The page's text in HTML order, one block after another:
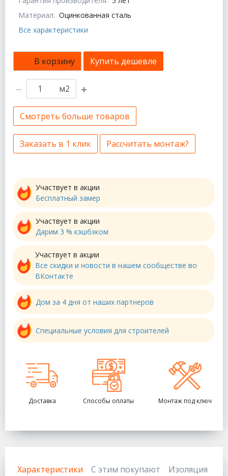
Материал: Оцинкованная сталь
Все характеристики
В корзину Купить дешевле
м2
Смотреть больше товаров
Заказать в 1 клик Рассчитать монтаж?
Участвует в акции
Бесплатный замер
Участвует в акции
Дарим 3 % кэшбэком
Участвует в акции
Все скидки и новости в нашем сообществе во
ВКонтакте
Дом за 4 дня от наших партнеров
Специальные условия для строителей
Доставка Способы оплаты Монтаж под ключ
Характеристики С этим покупают
Изоляция